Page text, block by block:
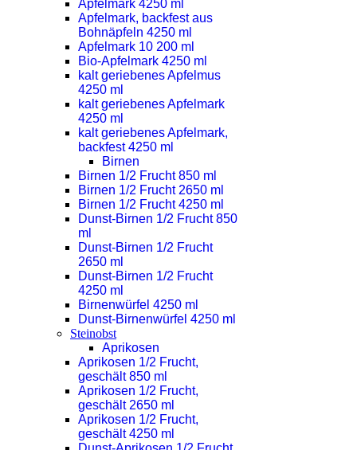
Apfelmark 4250 ml
Apfelmark, backfest aus
Bohnäpfeln 4250 ml
Apfelmark 10 200 ml
Bio-Apfelmark 4250 ml
kalt geriebenes Apfelmus
4250 ml
kalt geriebenes Apfelmark
4250 ml
kalt geriebenes Apfelmark,
backfest 4250 ml
Birnen
Birnen 1/2 Frucht 850 ml
Birnen 1/2 Frucht 2650 ml
Birnen 1/2 Frucht 4250 ml
Dunst-Birnen 1/2 Frucht 850
ml
Dunst-Birnen 1/2 Frucht
2650 ml
Dunst-Birnen 1/2 Frucht
4250 ml
Birnenwürfel 4250 ml
Dunst-Birnenwürfel 4250 ml
Steinobst
Aprikosen
Aprikosen 1/2 Frucht,
geschält 850 ml
Aprikosen 1/2 Frucht,
geschält 2650 ml
Aprikosen 1/2 Frucht,
geschält 4250 ml